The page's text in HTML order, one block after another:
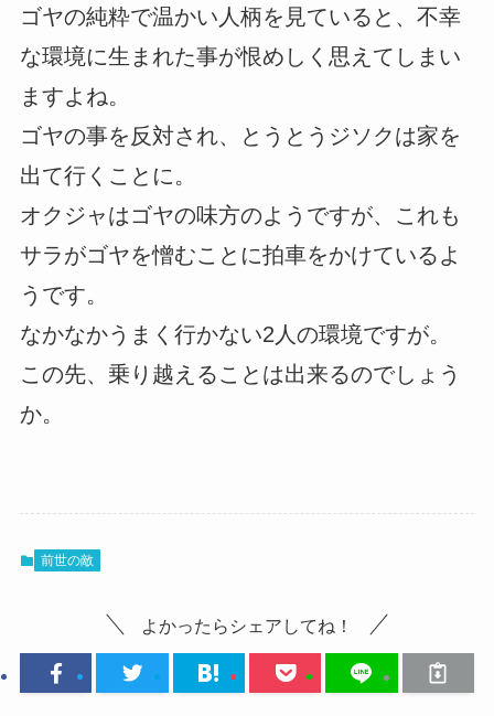
ゴヤの純粋で温かい人柄を見ていると、不幸
な環境に生まれた事が恨めしく思えてしまい
ますよね。
ゴヤの事を反対され、とうとうジソクは家を
出て行くことに。
オクジャはゴヤの味方のようですが、これも
サラがゴヤを憎むことに拍車をかけているよ
うです。
なかなかうまく行かない2人の環境ですが。
この先、乗り越えることは出来るのでしょう
か。
前世の敵
よかったらシェアしてね！